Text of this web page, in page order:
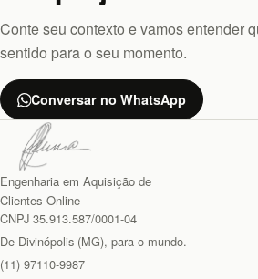
Conte seu contexto e vamos entender
sentido para o seu momento.
Conversar no WhatsApp
Engenharia em Aquisição de
Clientes Online
CNPJ 35.913.587/0001-04
De Divinópolis (MG), para o mundo.
(11) 97110-9987